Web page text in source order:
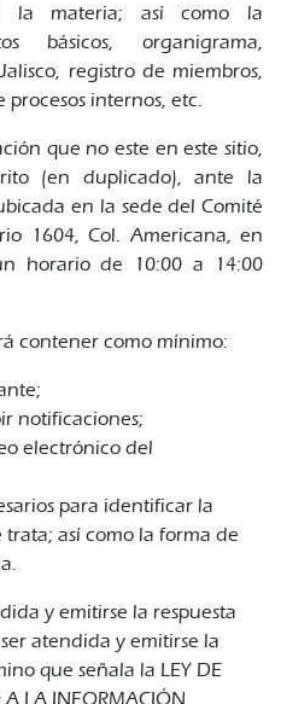
la materia; así como la
básicos, organigrama,
registro de miembros,
procesos internos, etc.
que no este en este sitio,
(en duplicado), ante la
en la sede del Comité
1604, Col. Americana, en
horario de 10:00 a 14:00
contener como mínimo:
notificaciones;
electrónico del
para identificar la
así como la forma de
y emitirse la respuesta
atendida y emitirse la
que señala la LEY DE
A LA INFORMACIÓN